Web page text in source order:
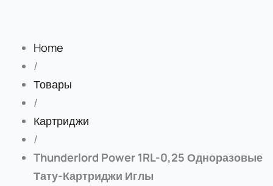
Home
/
Товары
/
Картриджи
/
Thunderlord Power 1RL-0,25 Одноразовые
Тату-Картриджи Иглы